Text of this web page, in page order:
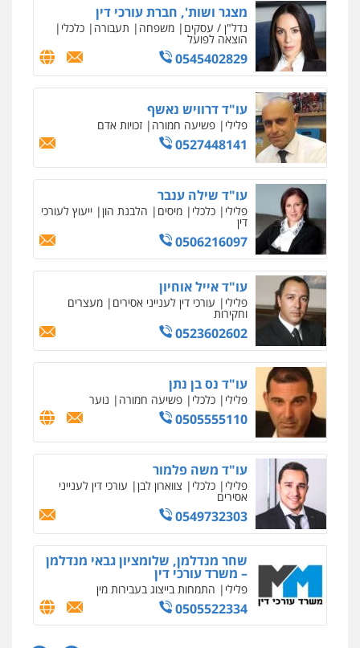
מצגר ושות', חברת עורכי דין
נדל"ן / עסקים משפחה תעבורה כלכלי
הוצאה לפועל
0545402829
עו"ד דרוויש נאשף
פלילי פשיעה חמורה זכויות אדם
0527448141
עו"ד שילה ענבר
פלילי כלכלי מיסים הלבנת הון ייעוץ לעורכי
דין
0506216097
עו"ד אייל אוחיון
פלילי עורכי דין לענייני אסירים מעצרים
וחקירות
0523602602
עו"ד נס בן נתן
פלילי כלכלי פשיעה חמורה נוער
0505555110
עו"ד משה פלמור
פלילי כלכלי צווארון לבן עורכי דין לענייני
אסירים
0549732303
שחר מנדלמן, שלומציון גבאי מנדלמן
– משרד עורכי דין
פלילי התמחות בייצוג בעבירות מין
0505522334